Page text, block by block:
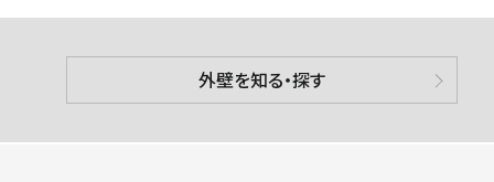
外壁を知る・探す